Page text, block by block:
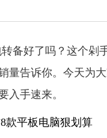
备好了吗？这个
量告诉你。今天为
入手速来。